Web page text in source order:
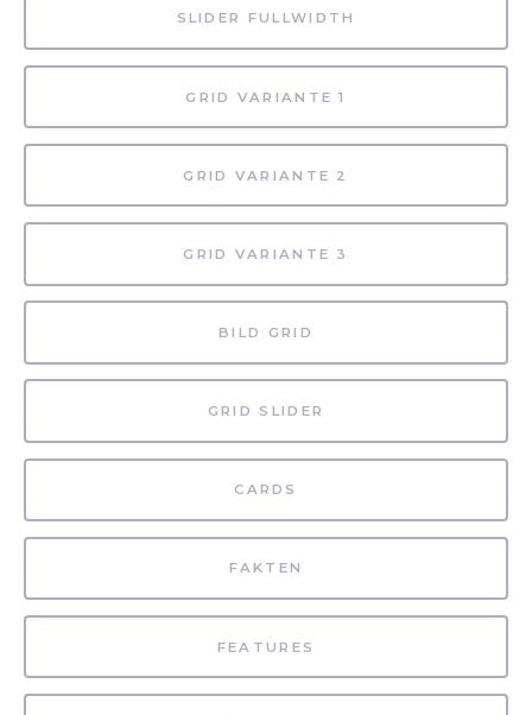
SLIDER FULLWIDTH
GRID VARIANTE 1
GRID VARIANTE 2
GRID VARIANTE 3
BILD GRID
GRID SLIDER
CARDS
FAKTEN
FEATURES